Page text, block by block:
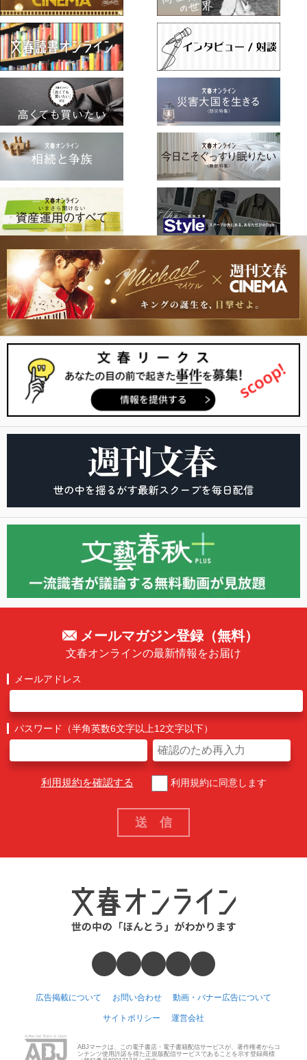
メールマガジン登録（無料）
文春オンラインの最新情報をお届け
メールアドレス
パスワード（半角英数6文字以上12文字以下）
利用規約を確認する 利用規約に同意します
広告掲載について お問い合わせ 動画・バナー広告について
サイトポリシー 運営会社
ABJマークは、この電子書店・電子書籍配信サービスが、著作権者からコ
ンテンツ使用許諾を得た正規版配信サービスであることを示す登録商標